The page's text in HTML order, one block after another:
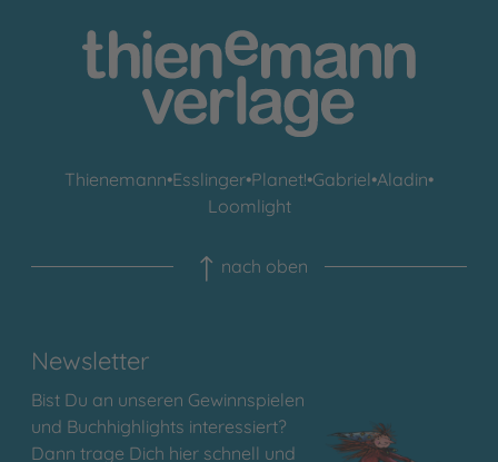
Thienemann•Esslinger•Planet!•Gabriel•Aladin•
Loomlight
nach oben
Newsletter
Bist Du an unseren Gewinnspielen
und Buchhighlights interessiert?
Dann trage Dich hier schnell und